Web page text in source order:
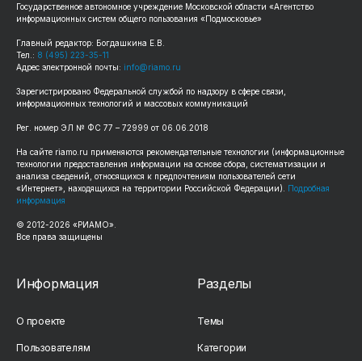
Государственное автономное учреждение Московской области «Агентство
информационных систем общего пользования «Подмосковье»
Главный редактор: Богдашкина Е.В.
Тел.: 8 (495) 223-35-11
Адрес электронной почты: info@riamo.ru
Зарегистрировано Федеральной службой по надзору в сфере связи,
информационных технологий и массовых коммуникаций
Рег. номер ЭЛ № ФС 77 – 72999 от 06.06.2018
На сайте riamo.ru применяются рекомендательные технологии (информационные
технологии предоставления информации на основе сбора, систематизации и
анализа сведений, относящихся к предпочтениям пользователей сети
«Интернет», находящихся на территории Российской Федерации). Подробная
информация
© 2012-2026 «РИАМО».
Все права защищены
Информация
О проекте
Пользователям
Разделы
Темы
Категории